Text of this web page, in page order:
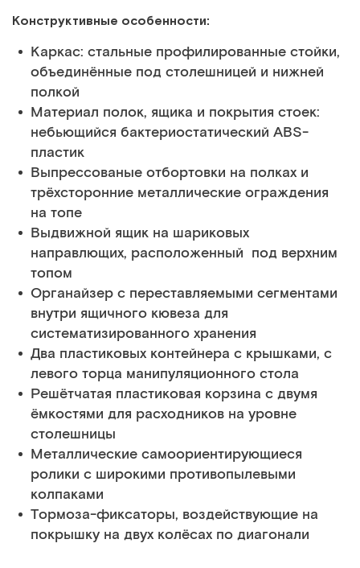
Конструктивные особенности:
Каркас: стальные профилированные стойки,
объединённые под столешницей и нижней
полкой
Материал полок, ящика и покрытия стоек:
небьющийся бактериостатический ABS-
пластик
Выпрессованые отбортовки на полках и
трёхсторонние металлические ограждения
на топе
Выдвижной ящик на шариковых
направлющих, расположенный под верхним
топом
Органайзер с переставляемыми сегментами
внутри ящичного кювеза для
систематизированного хранения
Два пластиковых контейнера с крышками, с
левого торца манипуляционного стола
Решётчатая пластиковая корзина с двумя
ёмкостями для расходников на уровне
столешницы
Металлические самоориентирующиеся
ролики с широкими противопылевыми
колпаками
Тормоза-фиксаторы, воздействующие на
покрышку на двух колёсах по диагонали